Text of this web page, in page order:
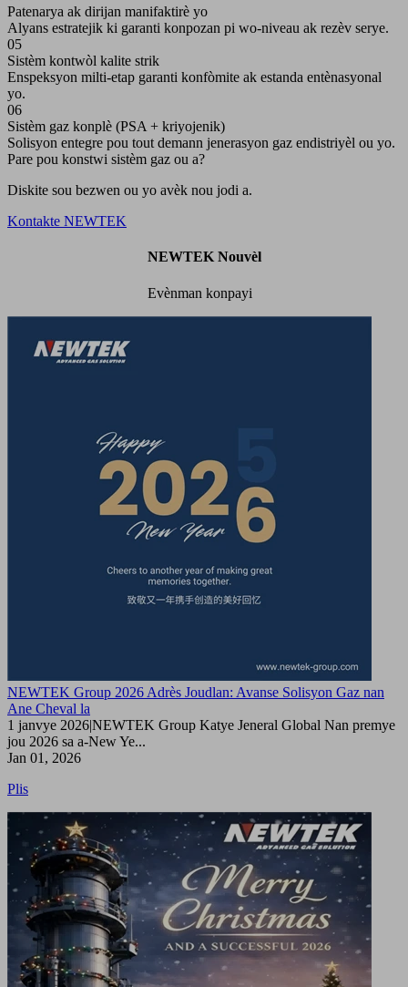
Patenarya ak dirijan manifaktirè yo
Alyans estratejik ki garanti konpozan pi wo-niveau ak rezèv serye.
05
Sistèm kontwòl kalite strik
Enspeksyon milti-etap garanti konfòmite ak estanda entènasyonal
yo.
06
Sistèm gaz konplè (PSA + kriyojenik)
Solisyon entegre pou tout demann jenerasyon gaz endistriyèl ou yo.
Pare pou konstwi sistèm gaz ou a?
Diskite sou bezwen ou yo avèk nou jodi a.
Kontakte NEWTEK
NEWTEK Nouvèl
Evènman konpayi
NEWTEK Group 2026 Adrès Joudlan: Avanse Solisyon Gaz nan
Ane Cheval la
1 janvye 2026|NEWTEK Group Katye Jeneral Global Nan premye
jou 2026 sa a-New Ye...
Jan 01, 2026
Plis